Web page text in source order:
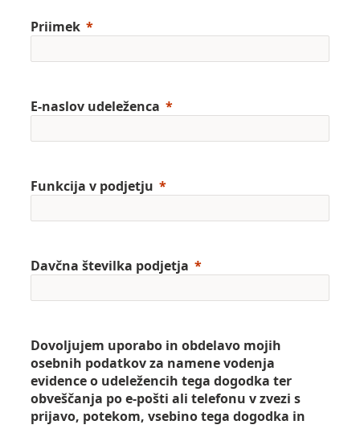
Priimek
E-naslov udeleženca
Funkcija v podjetju
Davčna številka podjetja
Dovoljujem uporabo in obdelavo mojih
osebnih podatkov za namene vodenja
evidence o udeležencih tega dogodka ter
obveščanja po e-pošti ali telefonu v zvezi s
prijavo, potekom, vsebino tega dogodka in